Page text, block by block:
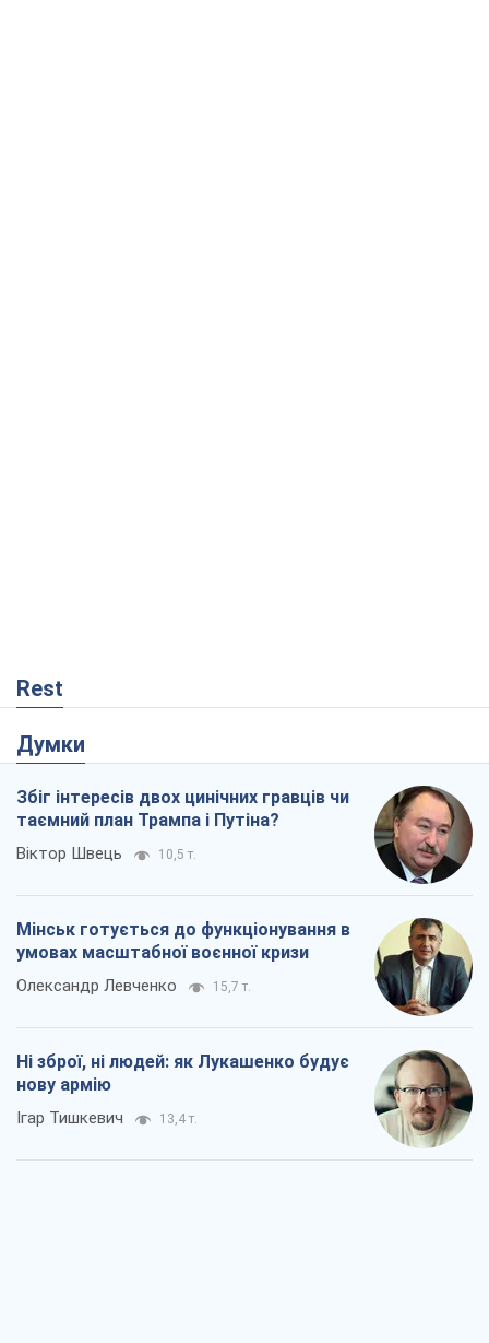
Rest
Думки
Збіг інтересів двох цинічних гравців чи
таємний план Трампа і Путіна?
Віктор Швець 10,5 т.
Мінськ готується до функціонування в
умовах масштабної воєнної кризи
Олександр Левченко 15,7 т.
Ні зброї, ні людей: як Лукашенко будує
нову армію
Ігар Тишкевич 13,4 т.